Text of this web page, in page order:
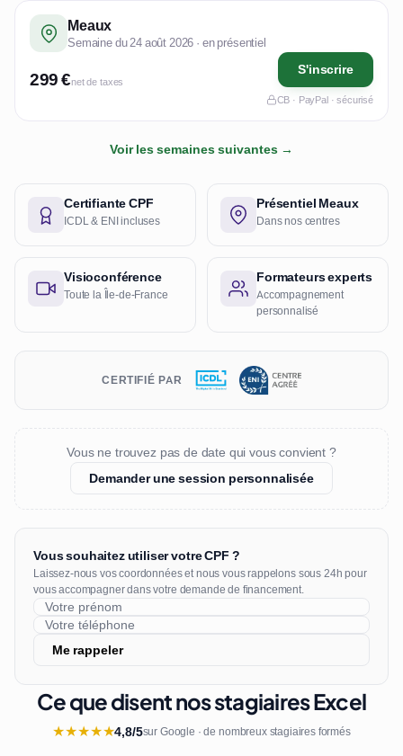
Meaux
Semaine du 24 août 2026 · en présentiel
299 €net de taxes
S'inscrire
CB · PayPal · sécurisé
Voir les semaines suivantes →
Certifiante CPF
ICDL & ENI incluses
Présentiel Meaux
Dans nos centres
Visioconférence
Toute la Île-de-France
Formateurs experts
Accompagnement
personnalisé
CERTIFIÉ PAR
Vous ne trouvez pas de date qui vous convient ?
Demander une session personnalisée
Vous souhaitez utiliser votre CPF ?
Laissez-nous vos coordonnées et nous vous rappelons sous 24h pour
vous accompagner dans votre demande de financement.
Me rappeler
Ce que disent nos stagiaires Excel
★★★★★4,8/5sur Google · de nombreux stagiaires formés